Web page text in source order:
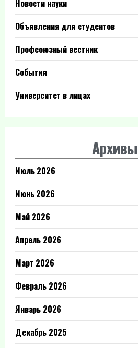
Новости науки
Объявления для студентов
Профсоюзный вестник
События
Университет в лицах
Архивы
Июль 2026
Июнь 2026
Май 2026
Апрель 2026
Март 2026
Февраль 2026
Январь 2026
Декабрь 2025